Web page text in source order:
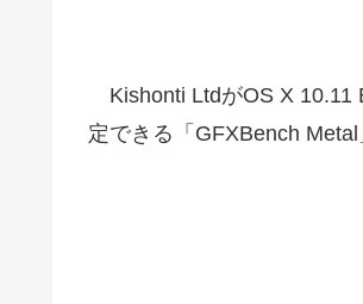
Kishonti LtdがOS X 10.11
定できる「GFXBench